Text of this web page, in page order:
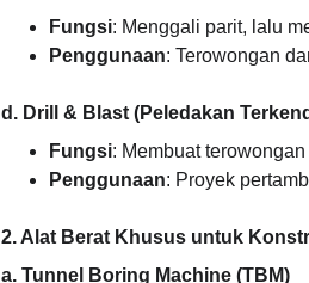
Fungsi: Menggali parit, lalu
Penggunaan: Terowongan
d. Drill & Blast (Peledakan
Fungsi: Membuat
Penggunaan: Proyek
2. Alat Berat Khusus untuk
a. Tunnel Boring Machine (TBM)